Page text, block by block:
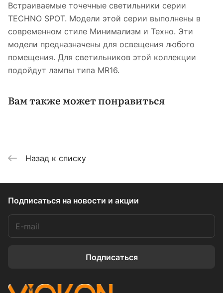
Встраиваемые точечные светильники серии
TECHNO SPOT. Модели этой серии выполнены в
современном стиле Минимализм и Техно. Эти
модели предназначены для освещения любого
помещения. Для светильников этой коллекции
подойдут лампы типа MR16.
Вам также может понравиться
Назад к списку
Подписаться на новости и акции
Подписаться